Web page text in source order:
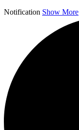
Notification Show More